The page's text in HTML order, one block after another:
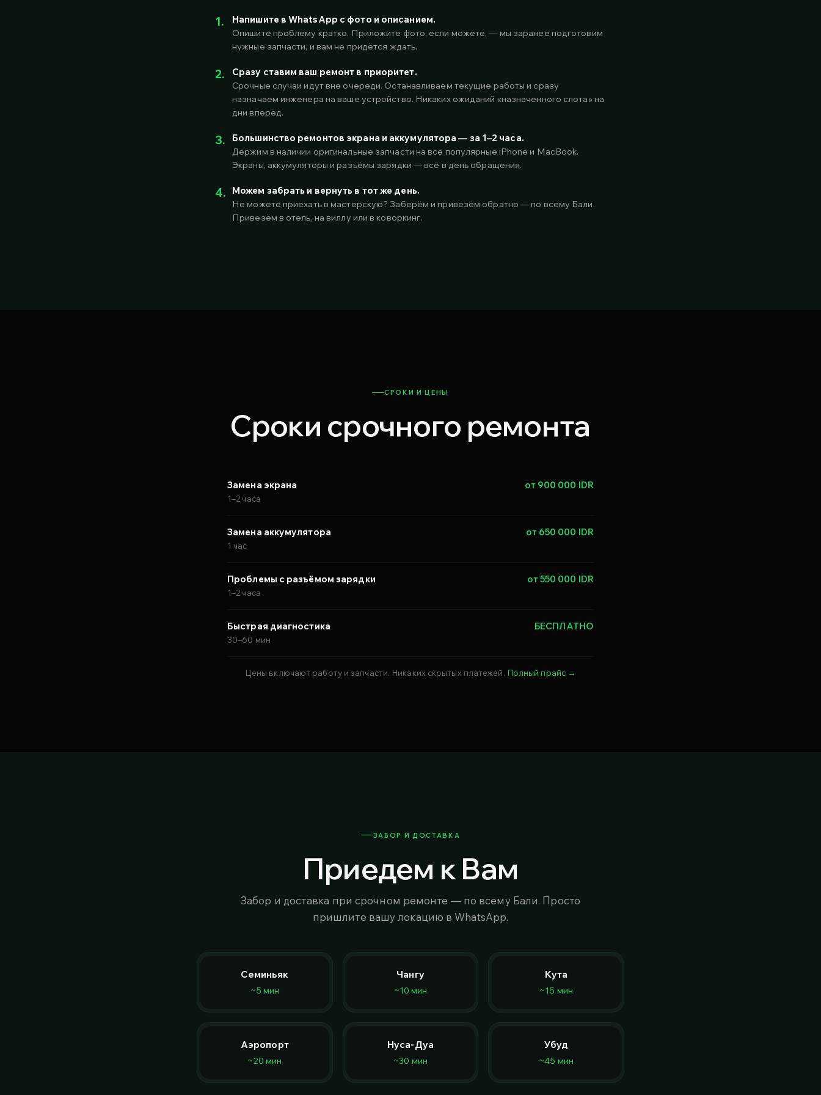
1.
Напишите в WhatsApp с фото и описанием.
Опишите проблему кратко. Приложите фото, если можете, — мы заранее подготовим
нужные запчасти, и вам не придётся ждать.
2.
Сразу ставим ваш ремонт в приоритет.
Срочные случаи идут вне очереди. Останавливаем текущие работы и сразу
назначаем инженера на ваше устройство. Никаких ожиданий «назначенного слота» на
дни вперёд.
3.
Большинство ремонтов экрана и аккумулятора — за 1–2 часа.
Держим в наличии оригинальные запчасти на все популярные iPhone и MacBook.
Экраны, аккумуляторы и разъёмы зарядки — всё в день обращения.
4.
Можем забрать и вернуть в тот же день.
Не можете приехать в мастерскую? Заберём и привезём обратно — по всему Бали.
Привезём в отель, на виллу или в коворкинг.
СРОКИ И ЦЕНЫ
Сроки срочного ремонта
Замена экрана
1–2 часа
от 900 000 IDR
Замена аккумулятора
1 час
от 650 000 IDR
Проблемы с разъёмом зарядки
1–2 часа
от 550 000 IDR
Быстрая диагностика
30–60 мин
БЕСПЛАТНО
Цены включают работу и запчасти. Никаких скрытых платежей. Полный прайс →
ЗАБОР И ДОСТАВКА
Приедем к Вам
Забор и доставка при срочном ремонте — по всему Бали. Просто
пришлите вашу локацию в WhatsApp.
Семиньяк
~5 мин
Чангу
~10 мин
Кута
~15 мин
Аэропорт
~20 мин
Нуса-Дуа
~30 мин
Убуд
~45 мин